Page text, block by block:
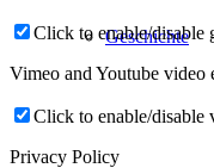
Geschichte
Click to enable/disable
Vimeo and Youtube video
Click to enable/disable
Privacy Policy